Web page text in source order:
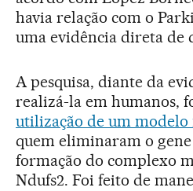
havia relação com o
uma evidência direta de
A pesquisa, diante da
realizá-la em humanos,
utilização de um
quem eliminaram o
formação do complexo
Ndufs2. Foi feito de